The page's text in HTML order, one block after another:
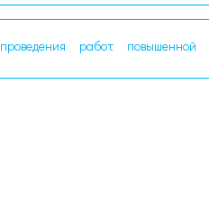
проведения работ повышенной